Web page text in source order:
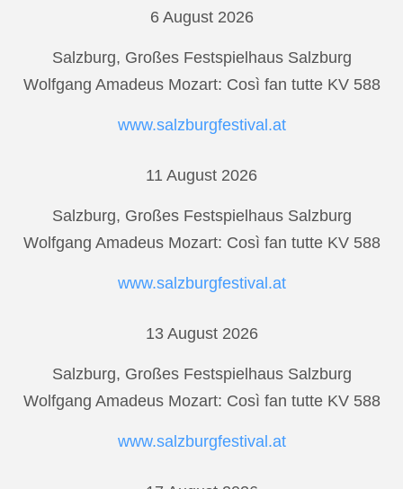
6 August 2026
Salzburg, Großes Festspielhaus Salzburg
Wolfgang Amadeus Mozart: Così fan tutte KV 588
www.salzburgfestival.at
11 August 2026
Salzburg, Großes Festspielhaus Salzburg
Wolfgang Amadeus Mozart: Così fan tutte KV 588
www.salzburgfestival.at
13 August 2026
Salzburg, Großes Festspielhaus Salzburg
Wolfgang Amadeus Mozart: Così fan tutte KV 588
www.salzburgfestival.at